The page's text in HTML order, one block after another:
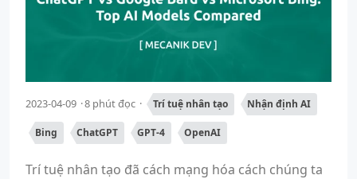
2023-04-09 8 phút đọc Trí tuệ nhân tạo Nhận định AI
Bing ChatGPT GPT-4 OpenAI
Trí tuệ nhân tạo đã cách mạng hóa cách chúng ta